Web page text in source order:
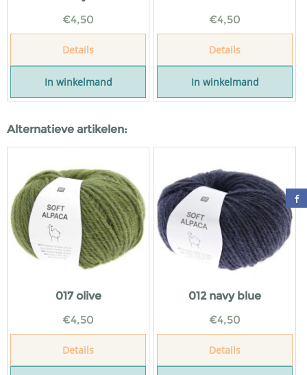
€4,50
Details
In winkelmand
€4,50
Details
In winkelmand
Alternatieve artikelen:
017 olive
€4,50
Details
012 navy blue
€4,50
Details